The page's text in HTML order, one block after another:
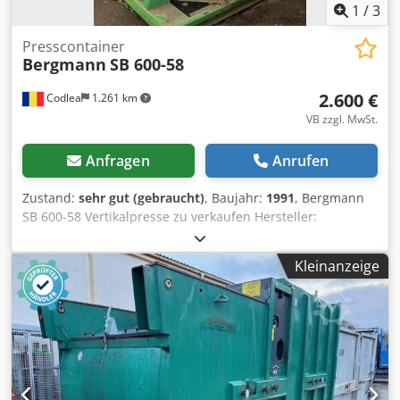
1 /3
Codlea 1.261 km
Presscontainer
Bergmann SB 600-58
2.600 €
VB zzgl. MwSt.
Anfragen Anrufen
Zustand: sehr gut (gebraucht), Baujahr: 1991, Bergmann
SB 600-58 Vertikalpresse zu verkaufen Hersteller:
Bergmann Modell: SB 600-58 Baujahr: 1991
Maschinengewicht: 810 kg Hochwertige, in Deutschland
hergestellte Bergmann-Vertikalpresse, konzipiert für das
Verdichten von Karton, Kunststofffolie (LDPE), PET-
Flaschen, Papier und anderen recycelbaren Materialien.
Chjdpfszntxajx Aflsa Die Maschine stammt aus einer
Recyclinganlage und verfügt über eine robuste industrielle
Konstruktion, wodurch sie sich für
Abfallwirtschaftsunternehmen, Recyclinganlagen,
Kleinanzeige